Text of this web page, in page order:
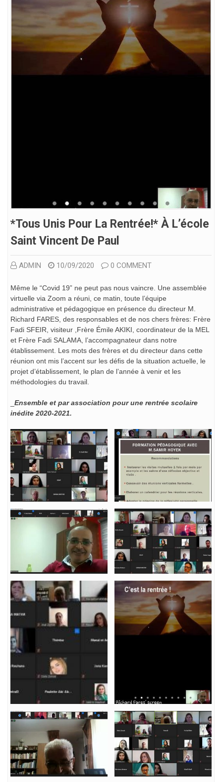
*Tous Unis Pour La Rentrée!* À L’école
Saint Vincent De Paul
ADMIN 10/09/2020 0 COMMENT
Même le “Covid 19” ne peut pas nous vaincre. Une assemblée
virtuelle via Zoom a réuni, ce matin, toute l’équipe
administrative et pédagogique en présence du directeur M.
Richard FARES, des responsables et de nos chers frères: Frère
Fadi SFEIR, visiteur ,Frère Émile AKIKI, coordinateur de la MEL
et Frère Fadi SALAMA, l’accompagnateur dans notre
établissement. Les mots des frères et du directeur dans cette
réunion ont mis l’accent sur les défis de la situation actuelle, le
projet d’établissement, le plan de l’année à venir et les
méthodologies du travail.
Ensemble et par association pour une rentrée scolaire
inédite 2020-2021.